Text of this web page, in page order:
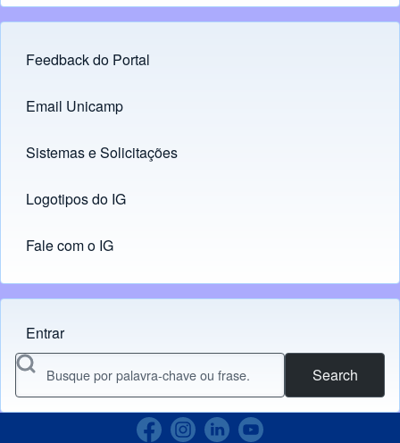
Footer menu
Feedback do Portal
Links
Email Unicamp
(opens in new tab)
Sistemas e Solicitações
(opens in new tab)
Logotipos do IG
(opens in new tab)
Fale com o IG
Menu do usuário
Entrar
Search